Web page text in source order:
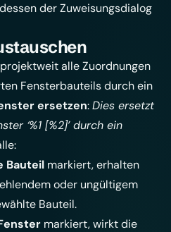
der Zuweisungsdialog
alle Zuordnungen
Fensterbauteils durch ein
ersetzen:Dies ersetzt
‘%1 [%2]’ durch ein
Bauteil markiert, erhalten
oder ungültigem
Bauteil.
markiert, wirkt die